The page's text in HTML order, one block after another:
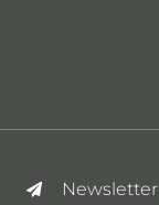
Newsletter